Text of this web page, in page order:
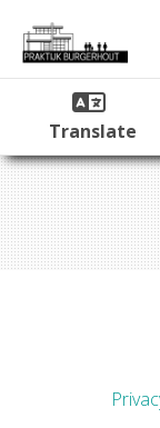
Translate